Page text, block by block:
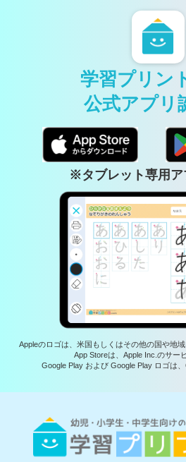
学習プリン
公式アプリ
※タブレット専用ア
Appleのロゴは、米国もしくはその他の国や地
App Storeは、Apple Inc.のサー
Google Play および Google Play ロゴは、